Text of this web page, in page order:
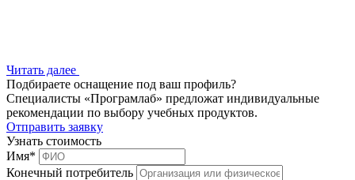
Читать далее
Подбираете оснащение под ваш профиль?
Специалисты «Програмлаб» предложат индивидуальные
рекомендации по выбору учебных продуктов.
Отправить заявку
Узнать стоимость
Имя*
Конечный потребитель